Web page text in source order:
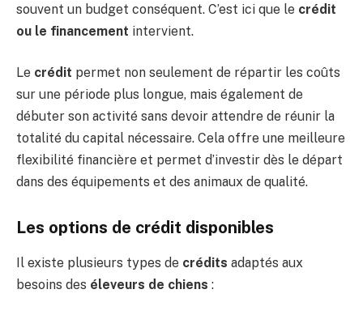
souvent un budget conséquent. C’est ici que le crédit
ou le financement intervient.
Le crédit permet non seulement de répartir les coûts
sur une période plus longue, mais également de
débuter son activité sans devoir attendre de réunir la
totalité du capital nécessaire. Cela offre une meilleure
flexibilité financière et permet d’investir dès le départ
dans des équipements et des animaux de qualité.
Les options de crédit disponibles
Il existe plusieurs types de crédits adaptés aux
besoins des éleveurs de chiens :